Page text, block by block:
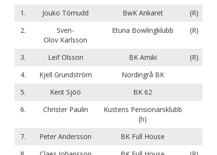
1.
Jouko Törnudd BwK Ankaret
(R)
2.
Sven-
Olov Karlsson
Etuna Bowlingklubb (R)
3. Leif Olsson BK Amiki
(R)
4.
Kjell Grundström
Nordingrå BK
5.
Kent Sjöö
BK 62
6.
Christer Paulin
Kustens Pensionärsklubb
(h)
7.
Peter Andersson
BK Full House